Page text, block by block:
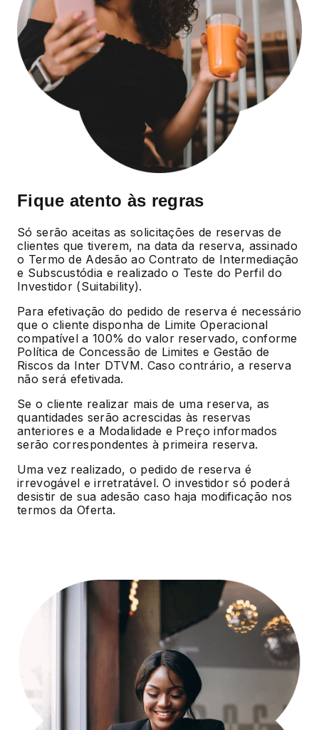
Fique atento às regras
Só serão aceitas as solicitações de reservas de
clientes que tiverem, na data da reserva, assinado
o Termo de Adesão ao Contrato de Intermediação
e Subscustódia e realizado o Teste do Perfil do
Investidor (Suitability).
Para efetivação do pedido de reserva é necessário
que o cliente disponha de Limite Operacional
compatível a 100% do valor reservado, conforme
Política de Concessão de Limites e Gestão de
Riscos da Inter DTVM. Caso contrário, a reserva
não será efetivada.
Se o cliente realizar mais de uma reserva, as
quantidades serão acrescidas às reservas
anteriores e a Modalidade e Preço informados
serão correspondentes à primeira reserva.
Uma vez realizado, o pedido de reserva é
irrevogável e irretratável. O investidor só poderá
desistir de sua adesão caso haja modificação nos
termos da Oferta.